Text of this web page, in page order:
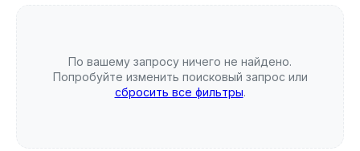
По вашему запросу ничего не найдено.
Попробуйте изменить поисковый запрос или
сбросить все фильтры.